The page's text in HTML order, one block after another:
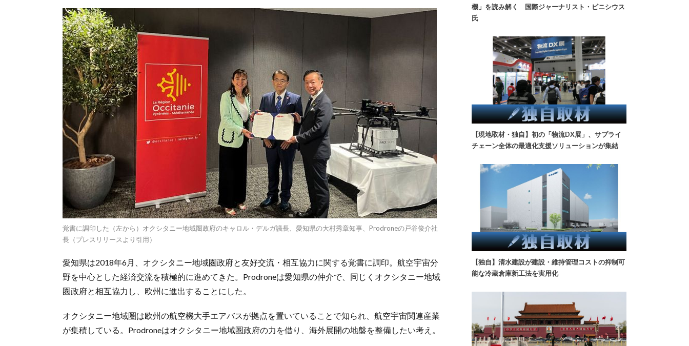
覚書に調印した（左から）オクシタニー地域圏政府のキャロル・デルガ議長、愛知県の大村秀章知事、Prodroneの戸谷俊介社
長（プレスリリースより引用）
愛知県は2018年6月、オクシタニー地域圏政府と友好交流・相互協力に関する覚書に調印。航空宇宙分
野を中心とした経済交流を積極的に進めてきた。Prodroneは愛知県の仲介で、同じくオクシタニー地域
圏政府と相互協力し、欧州に進出することにした。
オクシタニー地域圏は欧州の航空機大手エアバスが拠点を置いていることで知られ、航空宇宙関連産業
が集積している。Prodroneはオクシタニー地域圏政府の力を借り、海外展開の地盤を整備したい考え。
機」を読み解く 国際ジャーナリスト・ビニシウス
氏
【現地取材・独自】初の「物流DX展」、サプライ
チェーン全体の最適化支援ソリューションが集結
【独自】清水建設が建設・維持管理コストの抑制可
能な冷蔵倉庫新工法を実用化